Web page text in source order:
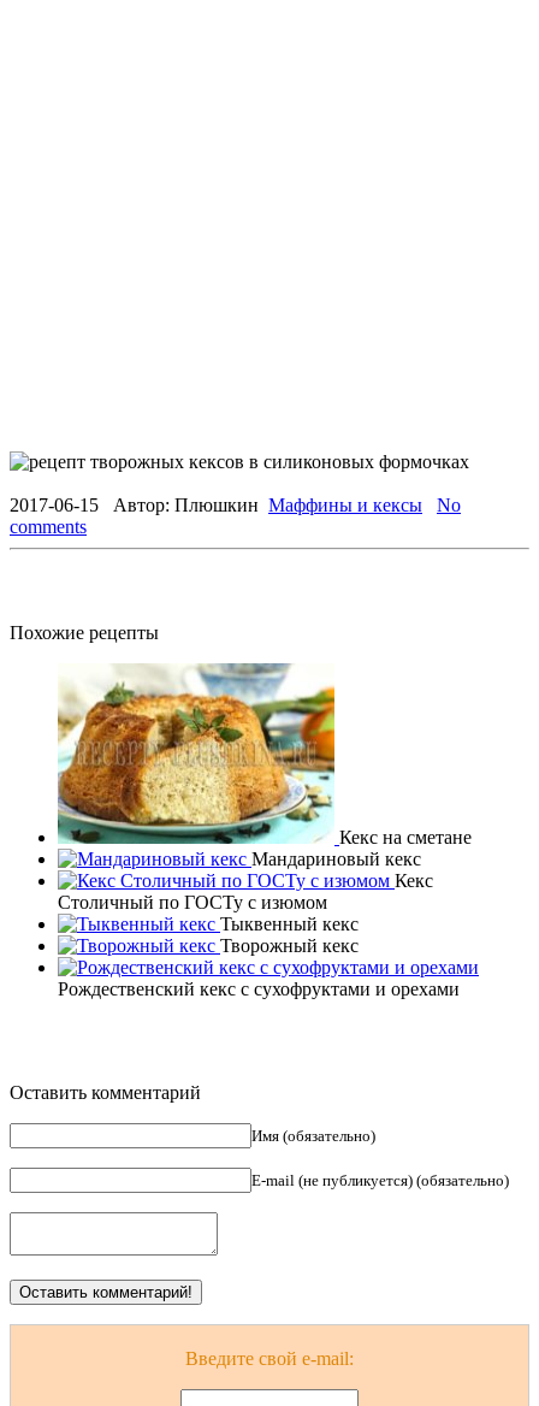
2017-06-15 Автор: Плюшкин Маффины и кексы
No
comments
Похожие рецепты
Кекс на сметане
Мандариновый кекс
Кекс
Столичный по ГОСТу с изюмом
Тыквенный кекс
Творожный кекс
Рождественский кекс с сухофруктами и орехами
Оставить комментарий
Имя (обязательно)
E-mail (не публикуется) (обязательно)
Введите свой e-mail: